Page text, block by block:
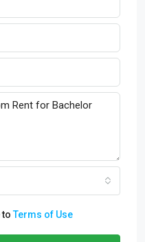
toTerms of Use